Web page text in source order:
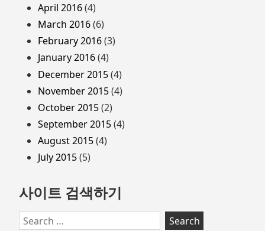
April 2016(4)
March 2016(6)
February 2016(3)
January 2016(4)
December 2015(4)
November 2015(4)
October 2015(2)
September 2015(4)
August 2015(4)
July 2015(5)
사이트 검색하기
Search